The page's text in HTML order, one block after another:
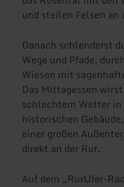
und steilen Felsen an
Danach schlenderst
Wege und Pfade,
Wiesen mit
Das Mittagessen
schlechtem Wetter
historischen
einer großen
direkt an der Rur.
Auf dem „RurUfer-